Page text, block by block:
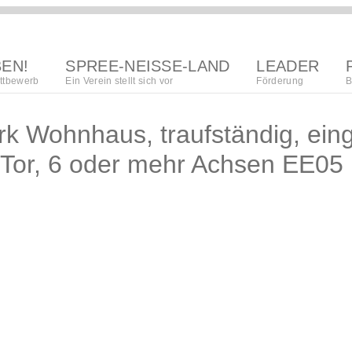
SPREE-NEISSE-LAND
Ein Verein stellt sich vor
Lokalna akciska
kupka
LEADER
Förderung
regionalna
Wohnhaus, traufständig,
6 oder mehr Achsen EE05